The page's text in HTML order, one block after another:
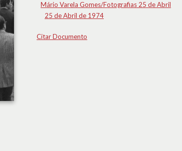
Mário Varela Gomes/Fotografias 25 de Abril
25 de Abril de 1974
Citar Documento